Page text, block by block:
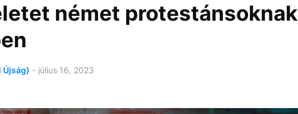
német protestánsoknak
Újság) - július 16, 2023